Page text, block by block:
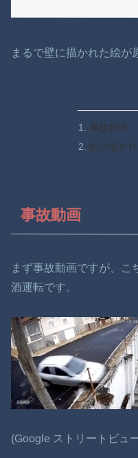
まるで壁に描かれた絵が
事故動画
絵が描か
事故動画
まず事故動画ですが、
酒運転です。
(Google ストリートビュ